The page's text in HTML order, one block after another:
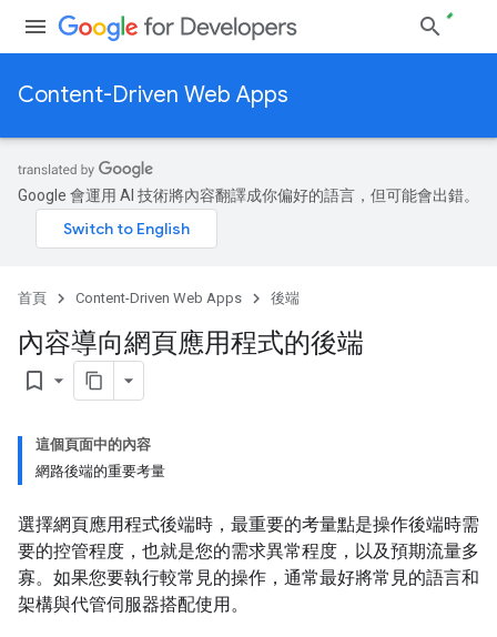
Content-Driven Web Apps
Google 會運用 AI 技術將內容翻譯成你偏好的語言，但可能會出錯。
首頁 Content-Driven Web Apps 後端
內容導向網頁應用程式的後端
bookmark_border
這個頁面中的內容
網路後端的重要考量
選擇網頁應用程式後端時，最重要的考量點是操作後端時需
要的控管程度，也就是您的需求異常程度，以及預期流量多
寡。如果您要執行較常見的操作，通常最好將常見的語言和
架構與代管伺服器搭配使用。